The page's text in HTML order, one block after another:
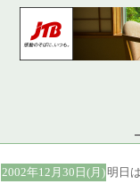
2002年12月30日(月)明日